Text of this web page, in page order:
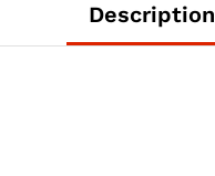
Description